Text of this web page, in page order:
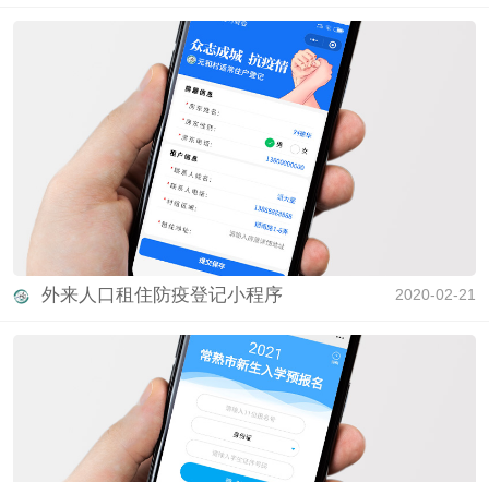
外来人口租住防疫登记小程序 2020-02-21